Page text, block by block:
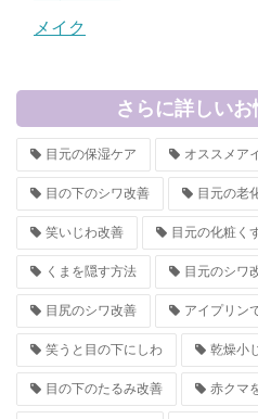
メイク
さらに詳しい
目元の保湿ケア オススメア
目の下のシワ改善 目元の老
笑いじわ改善 目元の化粧く
くまを隠す方法 目元のシワ
目尻のシワ改善 アイプリン
笑うと目の下にしわ 乾燥小
目の下のたるみ改善 赤クマ